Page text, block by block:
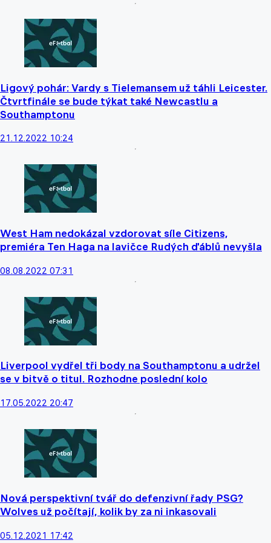
Ligový pohár: Vardy s Tielemansem už táhli Leicester.
Čtvrtfinále se bude týkat také Newcastlu a
Southamptonu
21.12.2022 10:24
West Ham nedokázal vzdorovat síle Citizens,
premiéra Ten Haga na lavičce Rudých ďáblů nevyšla
08.08.2022 07:31
Liverpool vydřel tři body na Southamptonu a udržel
se v bitvě o titul. Rozhodne poslední kolo
17.05.2022 20:47
Nová perspektivní tvář do defenzivní řady PSG?
Wolves už počítají, kolik by za ni inkasovali
05.12.2021 17:42